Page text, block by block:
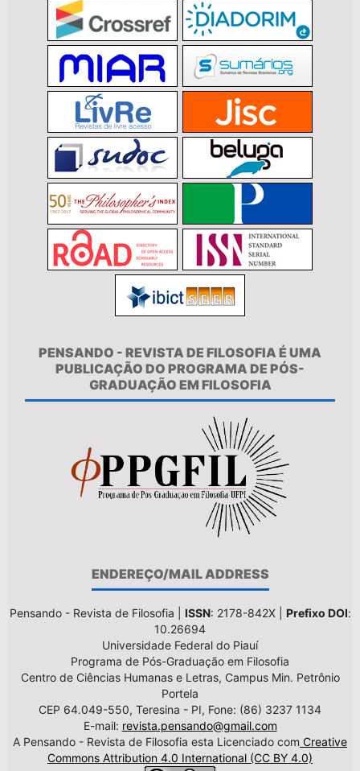
PENSANDO - REVISTA DE FILOSOFIA É UMA
PUBLICAÇÃO DO PROGRAMA DE PÓS-
GRADUAÇÃO EM FILOSOFIA
ENDEREÇO/MAIL ADDRESS
Pensando - Revista de Filosofia | ISSN: 2178-842X | Prefixo DOI:
10.26694
Universidade Federal do Piauí
Programa de Pós-Graduação em Filosofia
Centro de Ciências Humanas e Letras, Campus Min. Petrônio
Portela
CEP 64.049-550, Teresina - PI, Fone: (86) 3237 1134
E-mail: revista.pensando@gmail.com
A Pensando - Revista de Filosofia esta Licenciado com Creative
Commons Attribution 4.0 International (CC BY 4.0)